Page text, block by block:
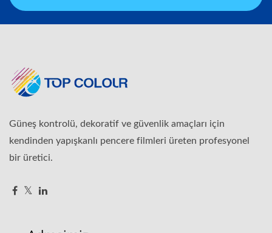
Güneş kontrolü, dekoratif ve güvenlik amaçları için
kendinden yapışkanlı pencere filmleri üreten profesyonel
bir üretici.